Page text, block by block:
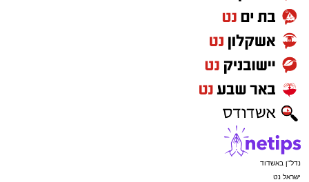
נדל"ן באשדוד
ישראל נט